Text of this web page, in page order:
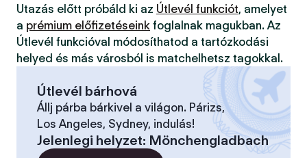
Utazás előtt próbáld ki az Útlevél funkciót, amelyet
a prémium előfizetéseink foglalnak magukban. Az
Útlevél funkcióval módosíthatod a tartózkodási
helyed és más városból is matchelhetsz tagokkal.
Útlevél bárhová
Állj párba bárkivel a világon. Párizs,
Los Angeles, Sydney, indulás!
Jelenlegi helyzet: Mönchengladbach